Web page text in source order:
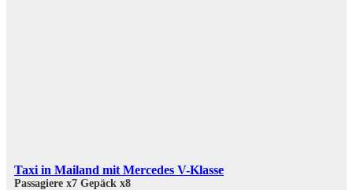
Taxi in Mailand mit Mercedes V-Klasse
Passagiere x7 Gepäck x8